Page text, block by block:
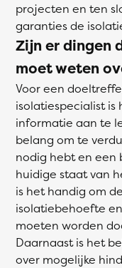
projecten en ten
garanties de
Zijn er dingen
moet weten
Voor een
isolatiespecialist
informatie aan te
belang om te
nodig hebt en een
huidige staat van
is het handig om
isolatiebehoefte
moeten worden
Daarnaast is het
over mogelijke